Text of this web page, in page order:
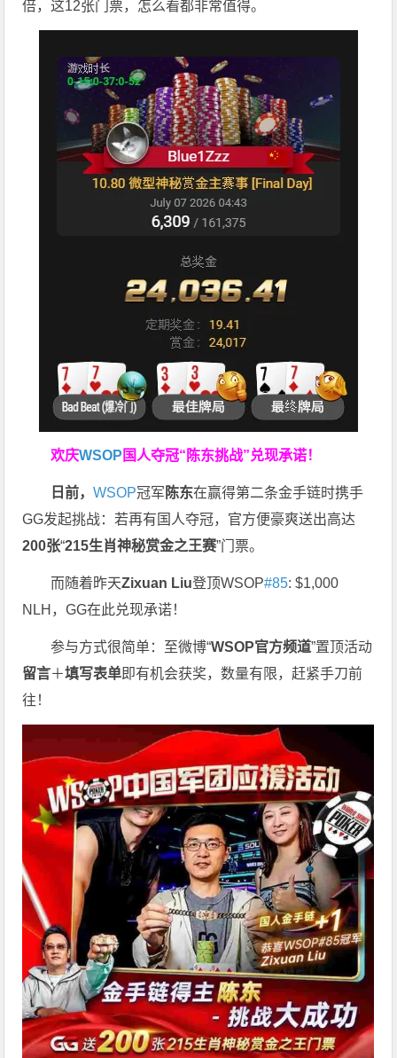
倍，这12张门票，怎么看都非常值得。
欢庆WSOP 国人夺冠“陈东挑战”兑现承诺！
日前，WSOP冠军 陈东在赢得第二条金手链时携手
GG发起挑战：若再有国人夺冠，官方便豪爽送出高达
200张“215生肖神秘赏金之王赛”门票。
而随着昨天Zixuan Liu登顶WSOP#85: $1,000
NLH，GG在此兑现承诺！
参与方式很简单：至微博“WSOP官方频道”置顶活动
留言＋填写表单即有机会获奖，数量有限，赶紧手刀前
往！